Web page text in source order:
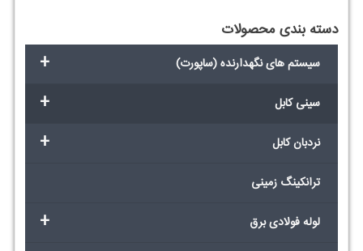
دسته بندی محصولات
+ سیستم های نگهدارنده (ساپورت)
+ سینی کابل
+ نردبان کابل
ترانکینگ زمینی
+ لوله فولادی برق